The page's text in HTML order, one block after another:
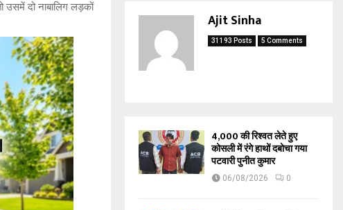
उसमें दो नाबालिग लड़कों
Ajit Sinha
31193 Posts 5 Comments
₹4,000 की रिश्वत लेते हुए
कोसली में रंगे हाथों दबोचा गया
पटवारी पुनीत कुमार
06/08/2026 0